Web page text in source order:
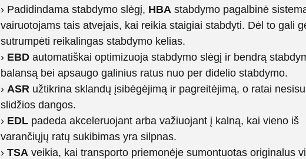
› Padidindama stabdymo slėgį, HBA stabdymo pagalbinė
vairuotojams tais atvejais, kai reikia staigiai stabdyti. Dėl to gali
sutrumpėti reikalingas stabdymo kelias.
› EBDautomatiškai optimizuoja stabdymo slėgį ir bendrą
balansą bei apsaugo galinius ratus nuo per didelio stabdymo.
› ASR užtikrina sklandų įsibėgėjimą ir pagreitėjimą, o ratai
slidžios dangos.
› EDLpadeda akceleruojant arba važiuojant į kalną, kai vieno iš
varančiųjų ratų sukibimas yra silpnas.
› TSA veikia, kai transporto priemonėje sumontuotas originalus